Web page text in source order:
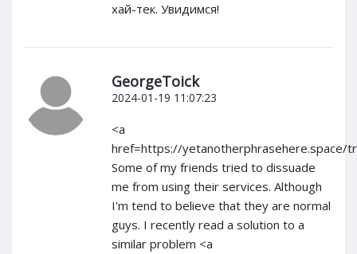
хай-тек. Увидимся!
GeorgeToick
2024-01-19 11:07:23
<a
href=https://yetanotherphrasehere.space/
Some of my friends tried to dissuade
me from using their services. Although
I'm tend to believe that they are normal
guys. I recently read a solution to a
similar problem <a